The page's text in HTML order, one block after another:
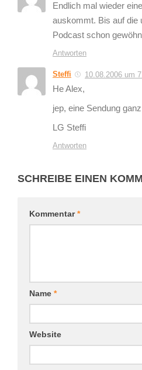
Endlich mal wieder
auskommt. Bis auf die
Podcast schon
Antworten
Steffi 10.08.2006 um
He Alex,
jep, eine Sendung
LG Steffi
Antworten
SCHREIBE EINEN
Kommentar*
Name *
Website